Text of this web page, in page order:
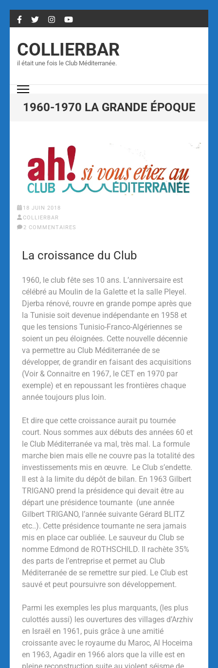
COLLIERBAR
il était une fois le Club Méditerranée.
1960-1970 LA GRANDE ÉPOQUE
18 JUIN 2018
COLLIERBAR
2 COMMENTAIRES
La croissance du Club
1960, le club fête ses 10 ans. L’anniversaire est
célébré au Moulin de la Galette et la salle Pleyel.
Djerba rénové, rouvre en grande pompe après que
la Tunisie soit devenue indépendante en 1958 et
que les tensions Tunisio-Franco-Algériennes se
soient un peu éloignées. Cette nouvelle décennie
va permettre au Club Méditerranée de se
développer, de grandir en faisant des acquisitions
(Voir & Connaitre en 1967, le CET en 1970 par
exemple) et en repoussant les frontières chaque
année toujours plus loin.
Et dire que cette croissance aurait pu tournée
court. Nous sommes aux débuts des années 60 et
le Club Méditerranée va mal, très mal. La formule
marche bien mais elle ne couvre pas la totalité des
investissements mis en œuvre. Le Club s’endette.
Il est à la limite du dépôt de bilan. En 1963 Gilbert
TRIGANO prend la présidence qui devait être au
départ une présidence tournante (une année
Gilbert TRIGANO, l’année suivante Gérard BLITZ
etc..). Cette présidence tournante ne sera jamais
mis en place car oubliée. Le sauveur du Club se
nomme Edmond de ROTHSCHILD. Il rachète 35%
des parts de l’entreprise et permet au Club
Méditerranée de se remettre sur pied. Le Club est
sauvé et peut poursuivre son développement.
Parmi les exemples les plus marquants, (les plus
culottés aussi) les ouvertures des villages d’Arzhiv
en Israël en 1961, puis grâce à une amitié
croissante avec le royaume du Maroc, Al Hoceima
en 1963, Agadir en 1966 alors que la ville est en
pleine reconstruction suite au violent séisme de